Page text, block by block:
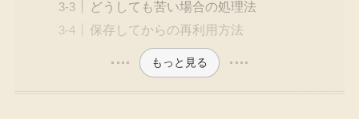
どうしても苦い場合の処理法
保存してからの再利用方法
もっと見る